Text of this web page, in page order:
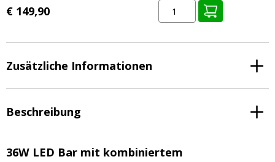
€ 149,90
Zusätzliche Informationen
Beschreibung
36W LED Bar mit kombiniertem